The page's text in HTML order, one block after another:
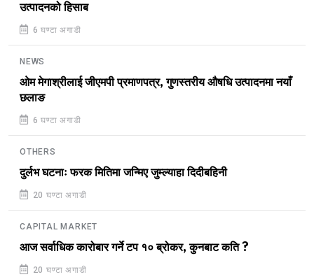
उत्पादनको हिसाब
6 घण्टा अगाडी
NEWS
ओम मेगाश्रीलाई जीएमपी प्रमाणपत्र, गुणस्तरीय औषधि उत्पादनमा नयाँ
छलाङ
6 घण्टा अगाडी
OTHERS
दुर्लभ घटनाः फरक मितिमा जन्मिए जुम्ल्याहा दिदीबहिनी
20 घण्टा अगाडी
CAPITAL MARKET
आज सर्वाधिक कारोबार गर्ने टप १० ब्रोकर, कुनबाट कति ?
20 घण्टा अगाडी